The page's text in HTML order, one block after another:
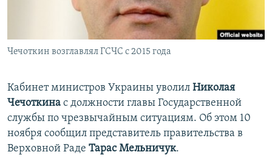
ПОБЕДИТЕЛЕЙ НЕ СУДЯТ?
КРЫМ.НЕПОКОРЕННЫЙ
ELIFBE
ПРИСОЕДИНЯЙТЕСЬ!
Все сайты RFE/RL
Чечоткин возглавлял ГСЧС с 2015 года
Кабинет министров Украины уволил Николая
Чечоткина с должности главы Государственной
службы по чрезвычайным ситуациям. Об этом 10
ноября сообщил представитель правительства в
Верховной Раде Тарас Мельничук.